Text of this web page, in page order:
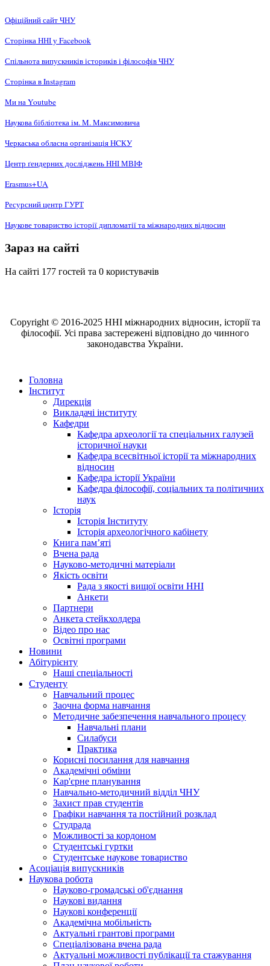
Офіційний сайт ЧНУ
Сторінка ННІ у Facebook
Спільнота випускників істориків і філософів ЧНУ
Сторінка в Instagram
Ми на Youtube
Наукова бібліотека ім. М. Максимовича
Черкаська обласна організація НCКУ
Центр ґендерних досліджень ННІ МВІФ
Erasmus+UA
Ресурсний центр ГУРТ
Наукове товариство історії дипломатії та міжнародних відносин
Зараз на сайті
На сайті 177 гостей та 0 користувачів
Copyright © 2016-2025 ННІ міжнародних відносин, історії та
філософії. Усі права застережені відповідно до чинного
законодавства України.
Головна
Інститут
Дирекція
Викладачі інституту
Кафедри
Кафедра археології та спеціальних галузей
історичної науки
Кафедра всесвітньої історії та міжнародних
відносин
Кафедра історії України
Кафедра філософії, соціальних та політичних
наук
Історія
Історія Інституту
Історія археологічного кабінету
Книга памʼяті
Вчена рада
Науково-методичні матеріали
Якість освіти
Рада з якості вищої освіти ННІ
Анкети
Партнери
Анкета стейкхолдера
Відео про нас
Освітні програми
Hовини
Абітурієнту
Наші спеціальності
Студенту
Навчальний процес
Заочна форма навчання
Методичне забезпечення навчального процесу
Навчальні плани
Силабуси
Практика
Корисні посилання для навчання
Академічні обміни
Кар'єрне планування
Навчально-методичний відділ ЧНУ
Захист прав студентів
Графіки навчання та постійний розклад
Студрада
Можливості за кордоном
Студентські гуртки
Студентське наукове товариство
Асоціація випускників
Наукова робота
Науково-громадські об'єднання
Наукові видання
Наукові конференції
Академічна мобільність
Актуальні грантові програми
Спеціалізована вчена рада
Актуальні можливості публікації та стажування